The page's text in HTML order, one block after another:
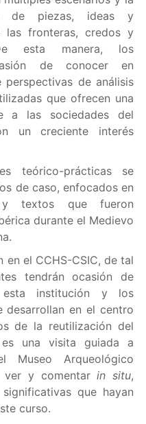
de piezas, ideas y
las fronteras, credos y
esta manera, los
de conocer en
de análisis
que ofrecen una
a las sociedades del
un creciente interés
teórico-prácticas se
de caso, enfocados en
y textos que fueron
durante el Medievo
en el CCHS-CSIC, de tal
tendrán ocasión de
esta institución y los
desarrollan en el centro
de la reutilización del
una visita guiada a
Museo Arqueológico
ver y comentarin situ,
que hayan
curso.